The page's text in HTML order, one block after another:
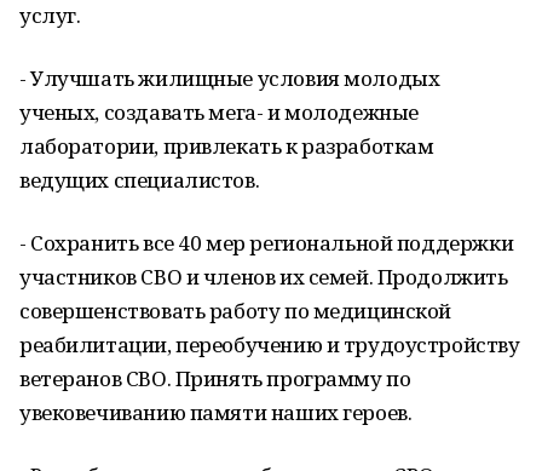
услуг.
- Улучшать жилищные условия молодых
ученых, создавать мега- и молодежные
лаборатории, привлекать к разработкам
ведущих специалистов.
- Сохранить все 40 мер региональной поддержки
участников СВО и членов их семей. Продолжить
совершенствовать работу по медицинской
реабилитации, переобучению и трудоустройству
ветеранов СВО. Принять программу по
увековечиванию памяти наших героев.